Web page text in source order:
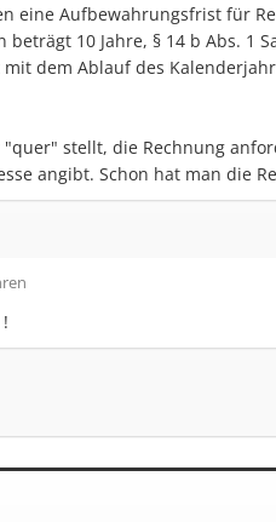
eine Aufbewahrungsfrist für
10 Jahre, § 14 b Abs. 1
dem Ablauf des
stellt, die Rechnung
angibt. Schon hat man die